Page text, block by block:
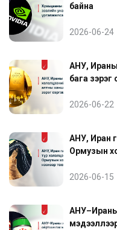
байна
2026-06-24
АНУ,
бага зэрэг
2026-06-22
АНУ, Иран
Ормузын
2026-06-15
АНУ–Ираны